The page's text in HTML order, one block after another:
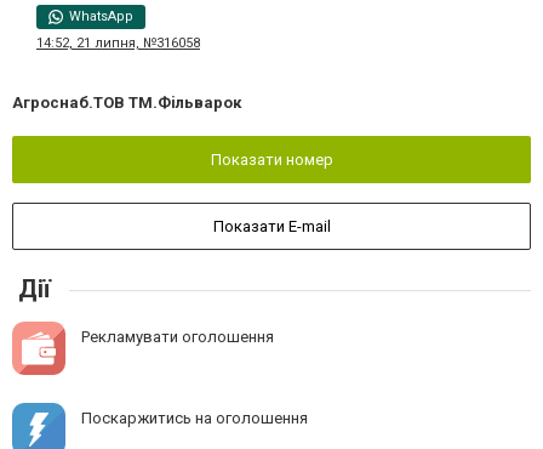
WhatsApp
14:52, 21 липня, №316058
Агроснаб.ТОВ ТМ.Фiльварок
Показати номер
Показати E-mail
Дії
Рекламувати оголошення
Поскаржитись на оголошення